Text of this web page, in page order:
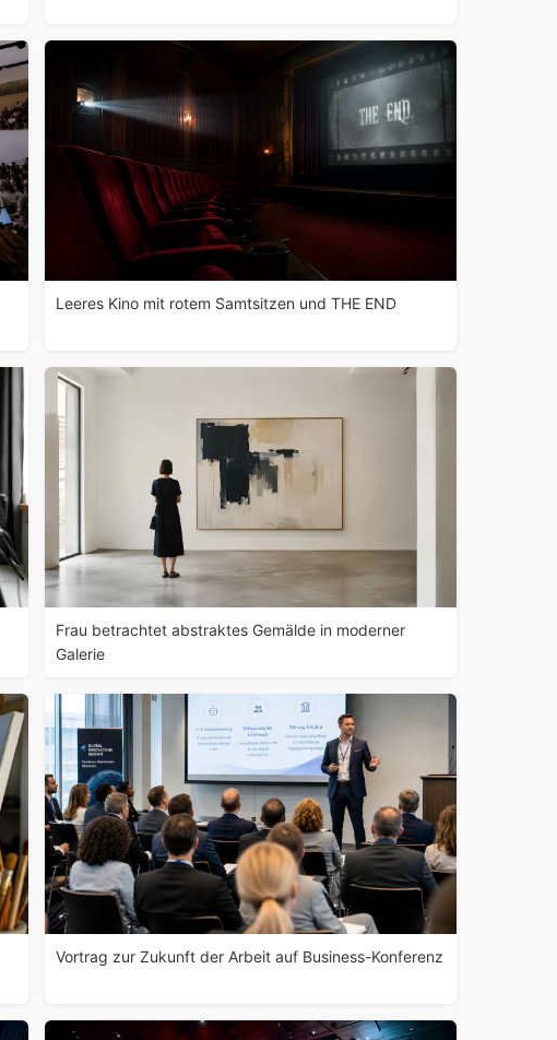
Leeres Kino mit rotem Samtsitzen und THE END
Frau betrachtet abstraktes Gemälde in moderner
Galerie
Vortrag zur Zukunft der Arbeit auf Business-Konferenz